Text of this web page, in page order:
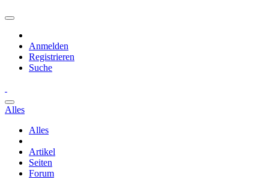
Anmelden
Registrieren
Suche
Alles
Alles
Artikel
Seiten
Forum